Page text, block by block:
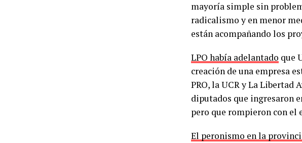
mayoría simple sin
radicalismo y en menor
están acompañando los
LPO había adelantado que
creación de una empresa
PRO, la UCR y La Libertad
diputados que ingresaron
pero que rompieron con el
El peronismo en la